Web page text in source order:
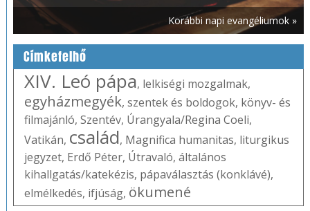
Korábbi napi evangéliumok »
Címkefelhő
XIV. Leó pápa, lelkiségi mozgalmak,
egyházmegyék, szentek és boldogok, könyv- és
filmajánló, Szentév, Úrangyala/Regina Coeli,
Vatikán, család, Magnifica humanitas, liturgikus
jegyzet, Erdő Péter, Útravaló, általános
kihallgatás/katekézis, pápaválasztás (konklávé),
elmélkedés, ifjúság, ökumené